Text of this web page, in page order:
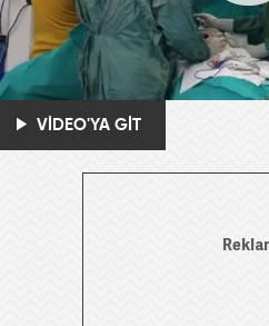
VİDEO'YA GİT